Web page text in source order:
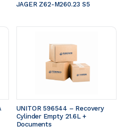
JAGER Z62-M260.23 S5
UNITOR 596544 – Recovery
Cylinder Empty 21.6L +
Documents